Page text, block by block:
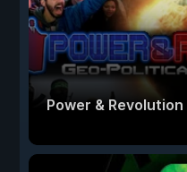
Power & Revolution